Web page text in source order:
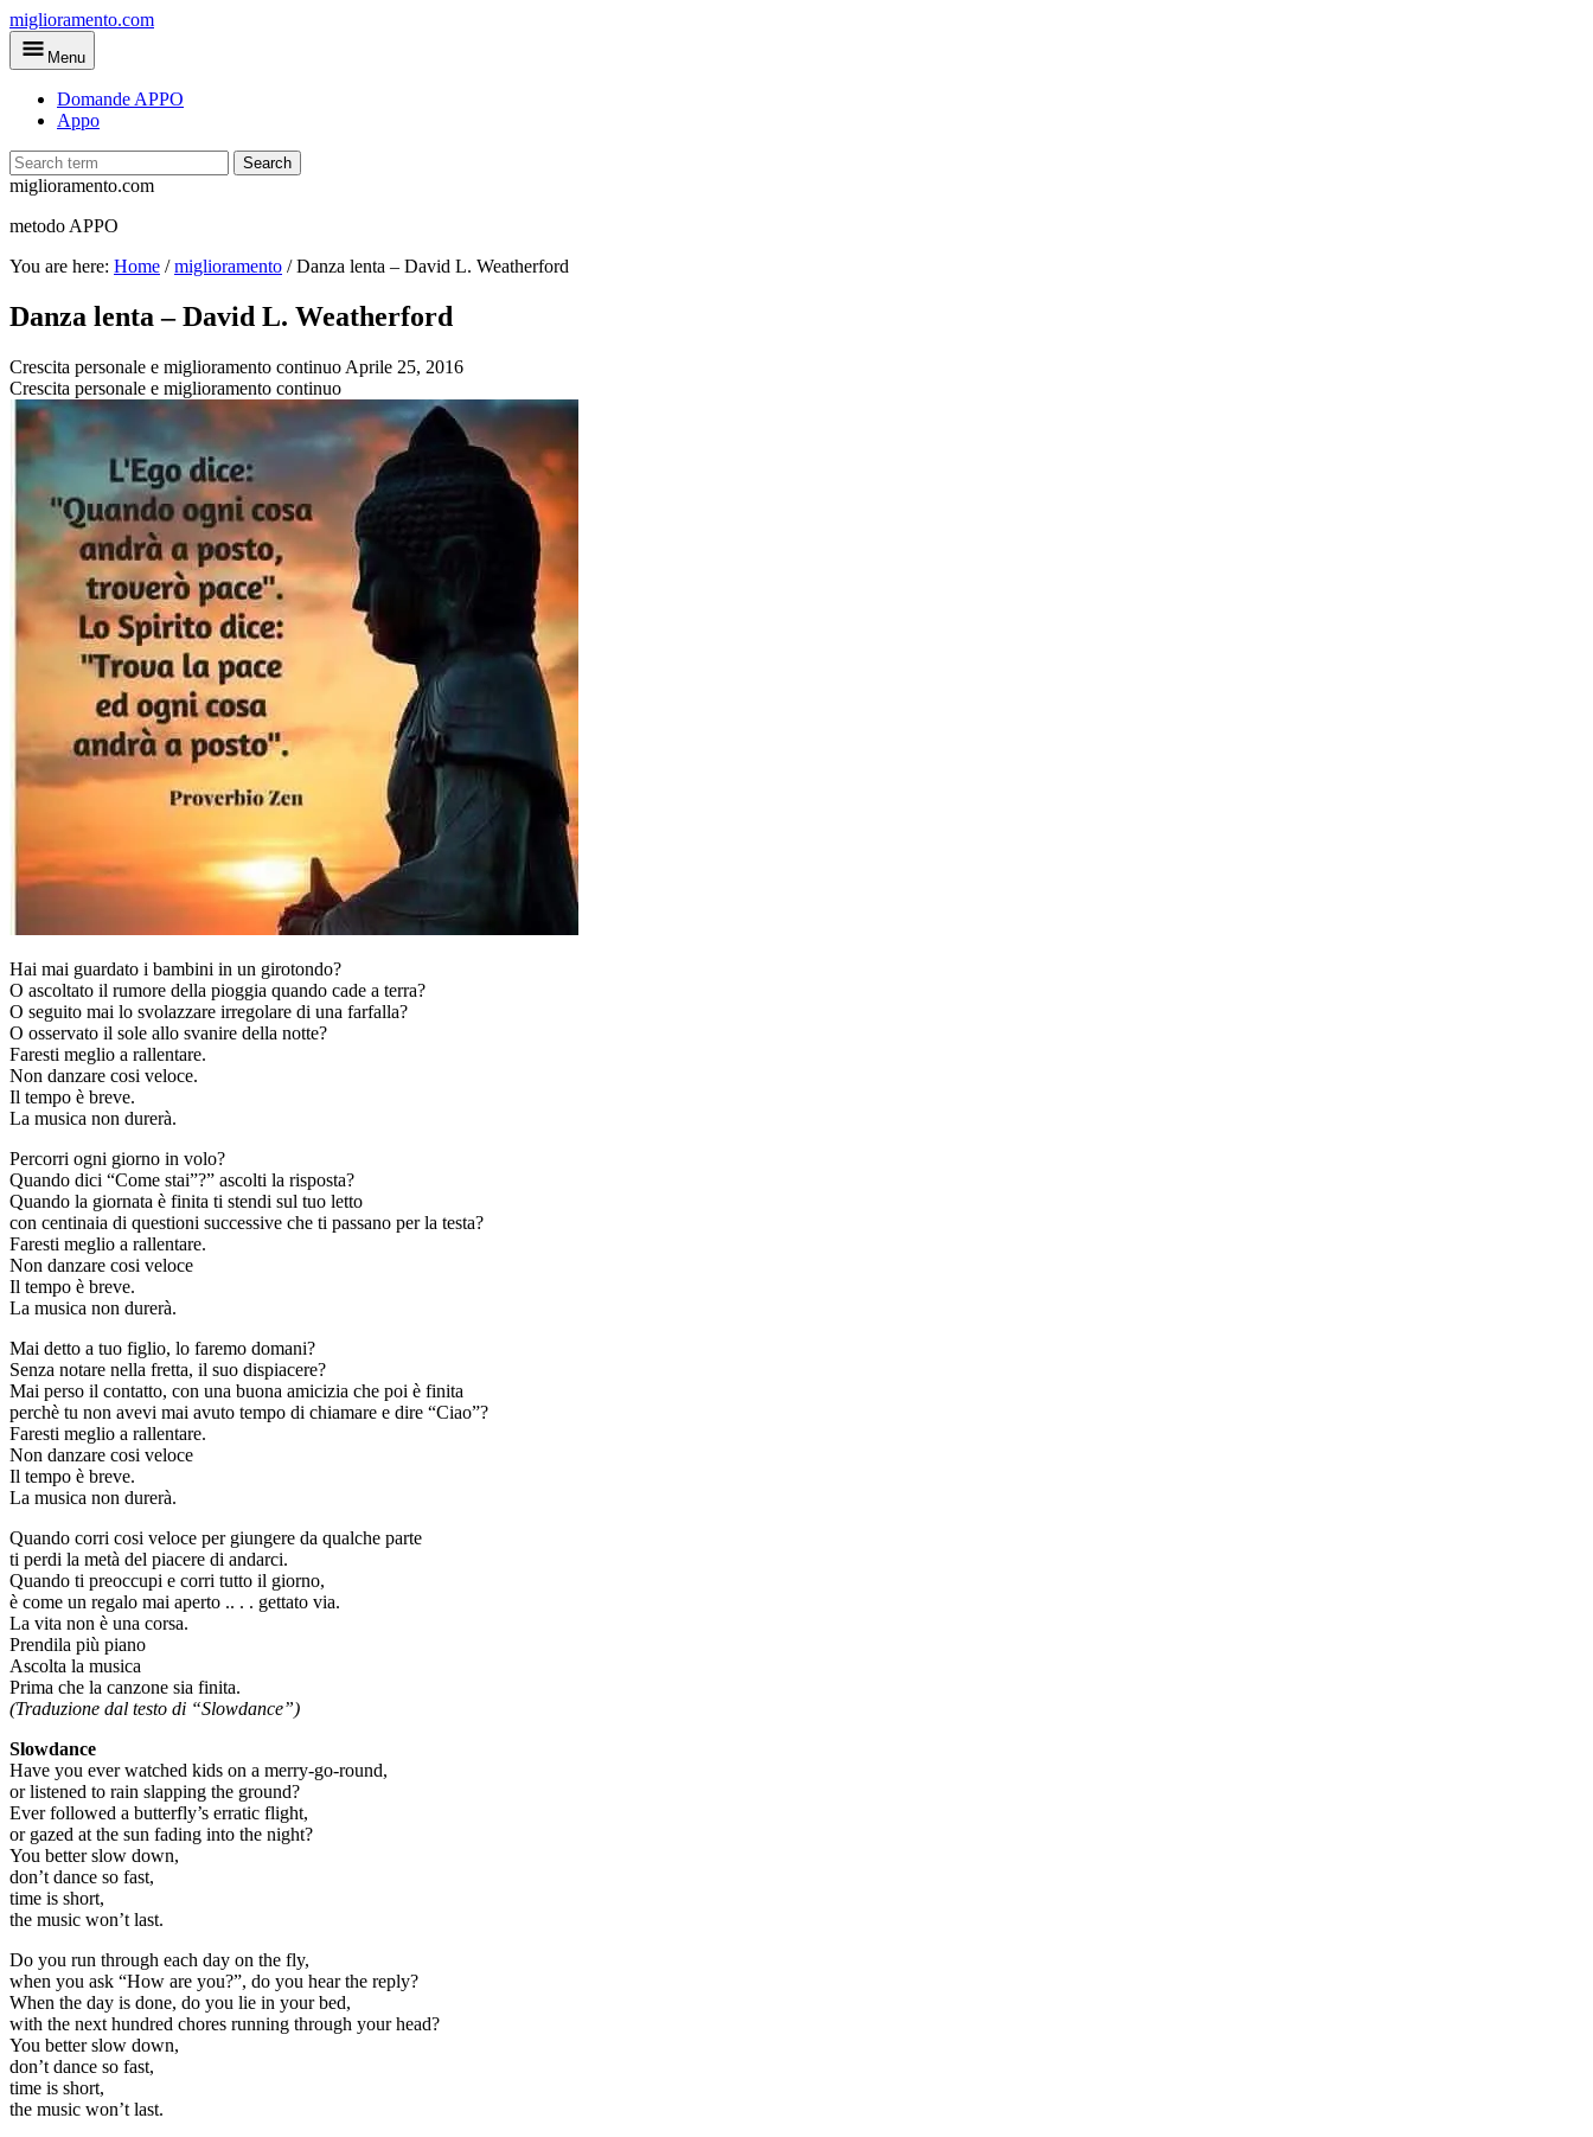
Skip
to
main
miglioramento.com
Menu
Domande APPO
Appo
Search
miglioramento.com
metodo APPO
You are here: Home /miglioramento /Danza lenta – David L. Weatherford
Danza lenta – David L. Weatherford
Crescita personale e miglioramento continuo Aprile 25, 2016
Crescita personale e miglioramento continuo
Hai mai guardato i bambini in un girotondo?
O ascoltato il rumore della pioggia quando cade a terra?
O seguito mai lo svolazzare irregolare di una farfalla?
O osservato il sole allo svanire della notte?
Faresti meglio a rallentare.
Non danzare cosi veloce.
Il tempo è breve.
La musica non durerà.
Percorri ogni giorno in volo?
Quando dici “Come stai”?” ascolti la risposta?
Quando la giornata è finita ti stendi sul tuo letto
con centinaia di questioni successive che ti passano per la testa?
Faresti meglio a rallentare.
Non danzare cosi veloce
Il tempo è breve.
La musica non durerà.
Mai detto a tuo figlio, lo faremo domani?
Senza notare nella fretta, il suo dispiacere?
Mai perso il contatto, con una buona amicizia che poi è finita
perchè tu non avevi mai avuto tempo di chiamare e dire “Ciao”?
Faresti meglio a rallentare.
Non danzare cosi veloce
Il tempo è breve.
La musica non durerà.
Quando corri cosi veloce per giungere da qualche parte
ti perdi la metà del piacere di andarci.
Quando ti preoccupi e corri tutto il giorno,
è come un regalo mai aperto .. . . gettato via.
La vita non è una corsa.
Prendila più piano
Ascolta la musica
Prima che la canzone sia finita.
(Traduzione dal testo di “Slowdance”)
Slowdance
Have you ever watched kids on a merry-go-round,
or listened to rain slapping the ground?
Ever followed a butterfly’s erratic flight,
or gazed at the sun fading into the night?
You better slow down,
don’t dance so fast,
time is short,
the music won’t last.
Do you run through each day on the fly,
when you ask “How are you?”, do you hear the reply?
When the day is done, do you lie in your bed,
with the next hundred chores running through your head?
You better slow down,
don’t dance so fast,
time is short,
the music won’t last.